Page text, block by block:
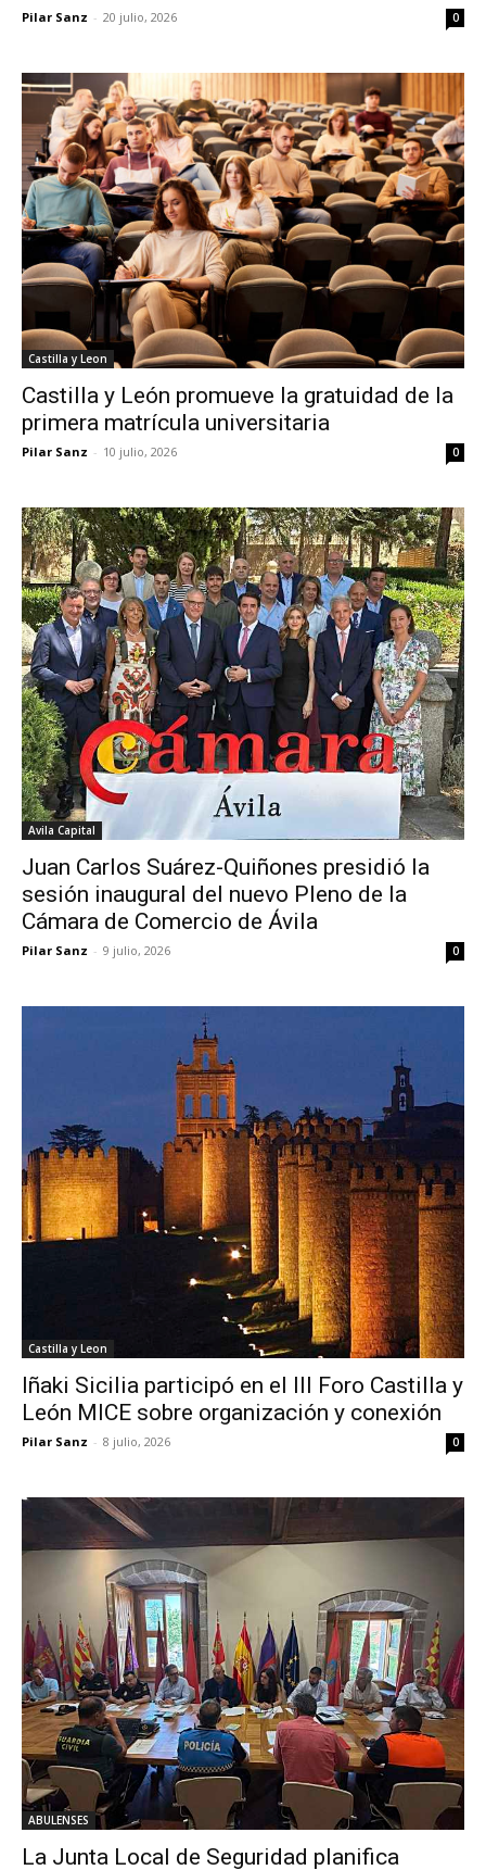
Pilar Sanz - 20 julio, 2026 0
Castilla y Leon
Castilla y León promueve la gratuidad de la
primera matrícula universitaria
Pilar Sanz - 10 julio, 2026 0
Avila Capital
Juan Carlos Suárez-Quiñones presidió la
sesión inaugural del nuevo Pleno de la
Cámara de Comercio de Ávila
Pilar Sanz - 9 julio, 2026 0
Castilla y Leon
Iñaki Sicilia participó en el III Foro Castilla y
León MICE sobre organización y conexión
Pilar Sanz - 8 julio, 2026 0
ABULENSES
La Junta Local de Seguridad planifica